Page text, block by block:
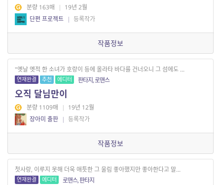
분량 163매 | 19년 2월
단편 프로젝트 | 등록작가
작품정보
"옛날 옛적 한 소녀가 호랑이 등에 올라타 바다를 건너오니 그 섬에도 ...
연재완결 추천 에디터 판타지, 로맨스
오직 달님만이
분량 1109매 | 19년 12월
장아미 출판 | 등록작가
작품정보
첫사랑, 이루지 못해 더욱 애틋한 그 울림 좋아했지만 좋아한다고 말...
연재완결 에디터 로맨스, 판타지